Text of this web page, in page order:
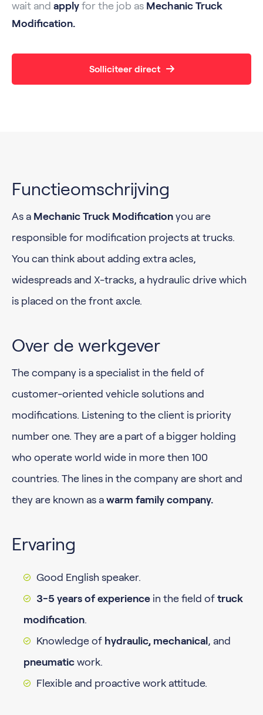
wait and apply for the job as Mechanic Truck
Modification.
Solliciteer direct
Functieomschrijving
As a Mechanic Truck Modification you are
responsible for modification projects at trucks.
You can think about adding extra acles,
widespreads and X-tracks, a hydraulic drive which
is placed on the front axcle.
Over de werkgever
The company is a specialist in the field of
customer-oriented vehicle solutions and
modifications. Listening to the client is priority
number one. They are a part of a bigger holding
who operate world wide in more then 100
countries. The lines in the company are short and
they are known as a warm family company.
Ervaring
Good English speaker.
3-5 years of experience in the field of truck
modification.
Knowledge of hydraulic, mechanical , and
pneumatic work.
Flexible and proactive work attitude.